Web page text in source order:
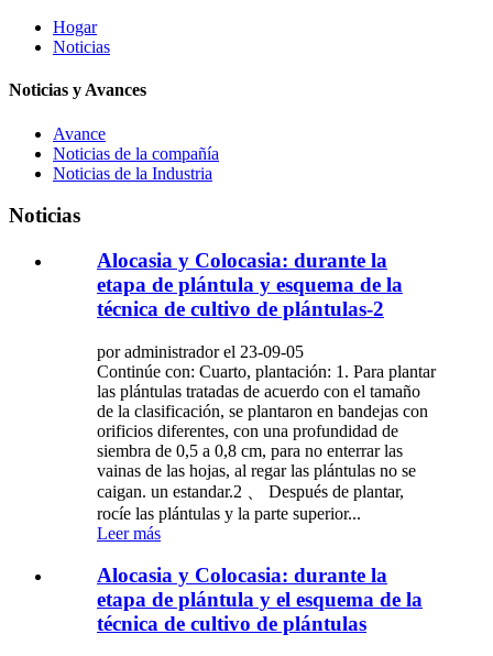
Hogar
Noticias
Noticias y Avances
Avance
Noticias de la compañía
Noticias de la Industria
Noticias
Alocasia y Colocasia: durante la
etapa de plántula y esquema de la
técnica de cultivo de plántulas-2
por administrador el 23-09-05
Continúe con: Cuarto, plantación: 1. Para plantar
las plántulas tratadas de acuerdo con el tamaño
de la clasificación, se plantaron en bandejas con
orificios diferentes, con una profundidad de
siembra de 0,5 a 0,8 cm, para no enterrar las
vainas de las hojas, al regar las plántulas no se
caigan. un estandar.2 、 Después de plantar,
rocíe las plántulas y la parte superior...
Leer más
Alocasia y Colocasia: durante la
etapa de plántula y el esquema de la
técnica de cultivo de plántulas